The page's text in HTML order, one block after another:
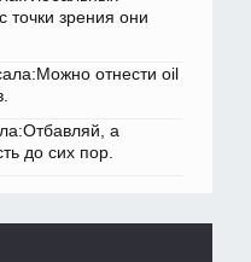
точки зрения они
отнести oil
а
до сих пор.